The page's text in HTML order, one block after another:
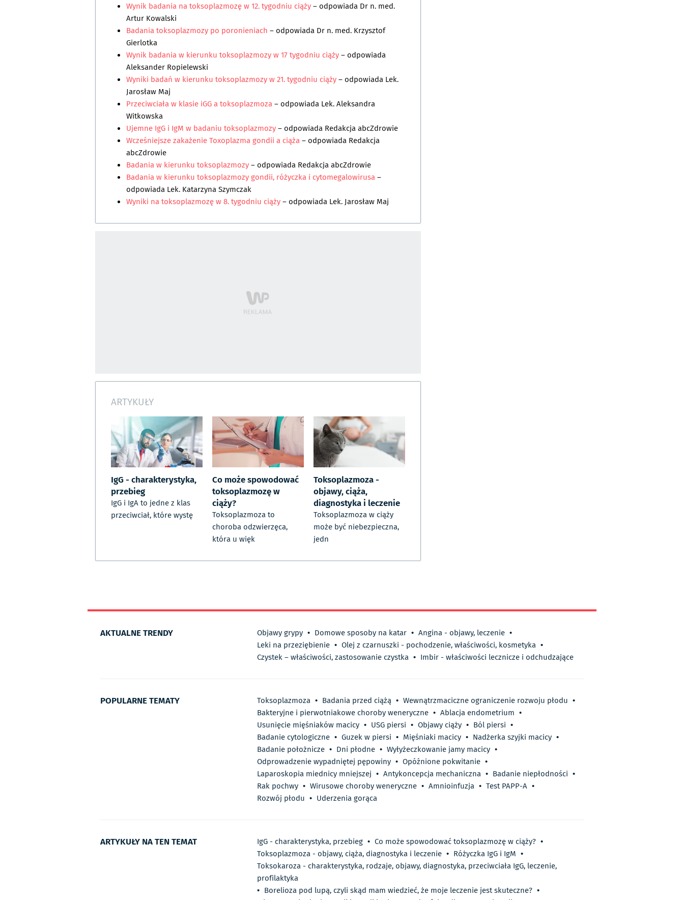
Wynik badania na toksoplazmozę w 12. tygodniu ciąży– odpowiada Dr n. med.
Artur Kowalski
Badania toksoplazmozy po poronieniach – odpowiada Dr n. med. Krzysztof
Gierlotka
Wynik badania w kierunku toksoplazmozy w 17 tygodniu ciąży– odpowiada
Aleksander Ropielewski
Wyniki badań w kierunku toksoplazmozy w 21. tygodniu ciąży– odpowiada Lek.
Jarosław Maj
Przeciwciała w klasie iGG a toksoplazmoza– odpowiada Lek. Aleksandra
Witkowska
Ujemne IgG i IgM w badaniu toksoplazmozy– odpowiada Redakcja abcZdrowie
Wcześniejsze zakażenie Toxoplazma gondii a ciąża– odpowiada Redakcja
abcZdrowie
Badania w kierunku toksoplazmozy– odpowiada Redakcja abcZdrowie
Badania w kierunku toksoplazmozy gondii, różyczka i cytomegalowirusa–
odpowiada Lek. Katarzyna Szymczak
Wyniki na toksoplazmozę w 8. tygodniu ciąży– odpowiada Lek. Jarosław Maj
ARTYKUŁY
IgG - charakterystyka,
przebieg
IgG i IgA to jedne z klas
przeciwciał, które wystę
Co może spowodować
toksoplazmozę w
ciąży?
Toksoplazmoza to
choroba odzwierzęca,
która u więk
Toksoplazmoza -
objawy, ciąża,
diagnostyka i leczenie
Toksoplazmoza w ciąży
może być niebezpieczna,
jedn
AKTUALNE TRENDY Objawy grypy • Domowe sposoby na katar • Angina - objawy, leczenie •
Leki na przeziębienie • Olej z czarnuszki - pochodzenie, właściwości, kosmetyka •
Czystek – właściwości, zastosowanie czystka • Imbir - właściwości lecznicze i odchudzające
POPULARNE TEMATY Toksoplazmoza • Badania przed ciążą • Wewnątrzmaciczne ograniczenie rozwoju płodu •
Bakteryjne i pierwotniakowe choroby weneryczne • Ablacja endometrium •
Usunięcie mięśniaków macicy • USG piersi • Objawy ciąży • Ból piersi •
Badanie cytologiczne • Guzek w piersi • Mięśniaki macicy • Nadżerka szyjki macicy •
Badanie położnicze • Dni płodne • Wyłyżeczkowanie jamy macicy •
Odprowadzenie wypadniętej pępowiny • Opóźnione pokwitanie •
Laparoskopia miednicy mniejszej • Antykoncepcja mechaniczna • Badanie niepłodności •
Rak pochwy • Wirusowe choroby weneryczne • Amnioinfuzja • Test PAPP-A •
Rozwój płodu • Uderzenia gorąca
ARTYKUŁY NA TEN TEMAT IgG - charakterystyka, przebieg • Co może spowodować toksoplazmozę w ciąży? •
Toksoplazmoza - objawy, ciąża, diagnostyka i leczenie • Różyczka IgG i IgM •
Toksokaroza - charakterystyka, rodzaje, objawy, diagnostyka, przeciwciała IgG, leczenie,
profilaktyka
• Borelioza pod lupą, czyli skąd mam wiedzieć, że moje leczenie jest skuteczne? •